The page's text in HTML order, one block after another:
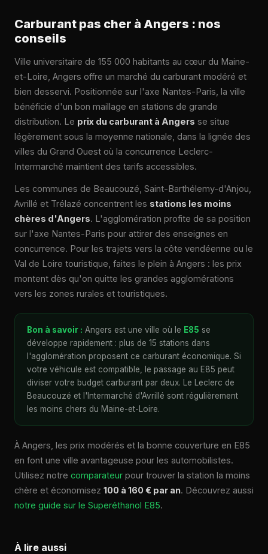
Carburant pas cher à Angers : nos
conseils
Ville universitaire de 155 000 habitants au cœur du Maine-
et-Loire, Angers offre un marché du carburant modéré et
bien desservi. Positionnée sur l'axe Nantes-Paris, la ville
bénéficie d'un bon maillage en stations de grande
distribution. Le prix du carburant à Angers se situe
légèrement sous la moyenne nationale, dans la lignée des
villes du Grand Ouest où la concurrence Leclerc-
Intermarché maintient des tarifs accessibles.
Les communes de Beaucouzé, Saint-Barthélemy-d'Anjou,
Avrillé et Trélazé concentrent les stations les moins
chères d'Angers. L'agglomération profite de sa position
sur l'axe Nantes-Paris pour attirer des enseignes en
concurrence. Pour les trajets vers la côte vendéenne ou le
Val de Loire touristique, faites le plein à Angers : les prix
montent dès qu'on quitte les grandes agglomérations
vers les zones rurales et touristiques.
Bon à savoir : Angers est une ville où le E85 se
développe rapidement : plus de 15 stations dans
l'agglomération proposent ce carburant économique. Si
votre véhicule est compatible, le passage au E85 peut
diviser votre budget carburant par deux. Le Leclerc de
Beaucouzé et l'Intermarché d'Avrillé sont régulièrement
les moins chers du Maine-et-Loire.
À Angers, les prix modérés et la bonne couverture en E85
en font une ville avantageuse pour les automobilistes.
Utilisez notre comparateur pour trouver la station la moins
chère et économisez 100 à 160 € par an. Découvrez aussi
notre guide sur le Superéthanol E85.
À lire aussi